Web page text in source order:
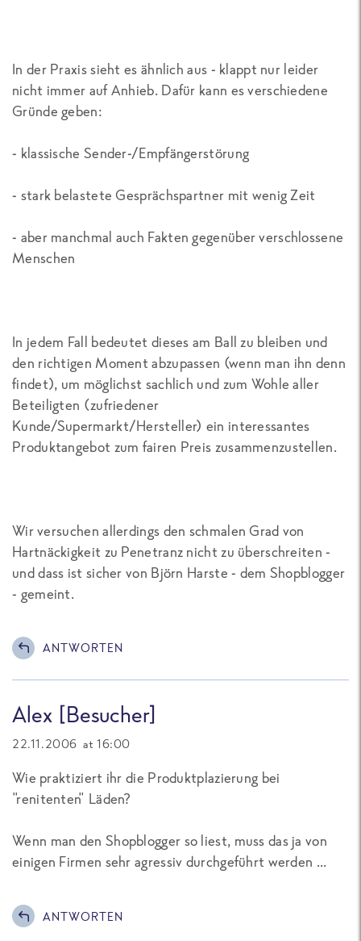
In der Praxis sieht es ähnlich aus - klappt nur leider
nicht immer auf Anhieb. Dafür kann es verschiedene
Gründe geben:
- klassische Sender-/Empfängerstörung
- stark belastete Gesprächspartner mit wenig Zeit
- aber manchmal auch Fakten gegenüber verschlossene
Menschen
In jedem Fall bedeutet dieses am Ball zu bleiben und
den richtigen Moment abzupassen (wenn man ihn denn
findet), um möglichst sachlich und zum Wohle aller
Beteiligten (zufriedener
Kunde/Supermarkt/Hersteller) ein interessantes
Produktangebot zum fairen Preis zusammenzustellen.
Wir versuchen allerdings den schmalen Grad von
Hartnäckigkeit zu Penetranz nicht zu überschreiten -
und dass ist sicher von Björn Harste - dem Shopblogger
- gemeint.
ANTWORTEN
Alex [Besucher]
22.11.2006 at 16:00
Wie praktiziert ihr die Produktplazierung bei
"renitenten" Läden?
Wenn man den Shopblogger so liest, muss das ja von
einigen Firmen sehr agressiv durchgeführt werden ...
ANTWORTEN